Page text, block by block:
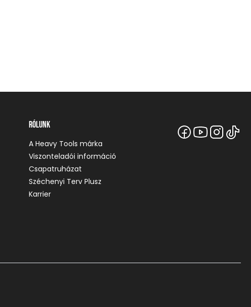
Rólunk
A Heavy Tools márka
Viszonteladói információ
Csapatruházat
Széchenyi Terv Plusz
Karrier